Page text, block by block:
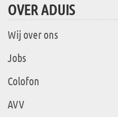
OVER ADUIS
Wij over ons
Jobs
Colofon
AVV